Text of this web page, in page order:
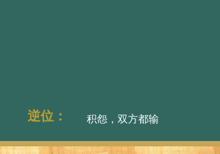
逆位： 积怨，双方都输